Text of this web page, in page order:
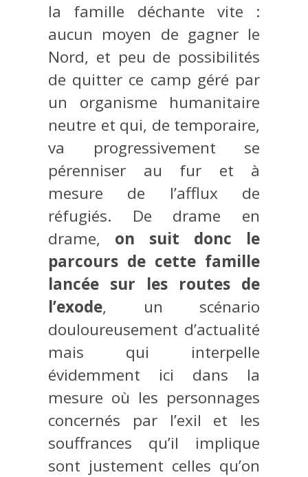
la famille déchante vite :
aucun moyen de gagner le
Nord, et peu de possibilités
de quitter ce camp géré par
un organisme humanitaire
neutre et qui, de temporaire,
va progressivement se
pérenniser au fur et à
mesure de l’afflux de
réfugiés. De drame en
drame, on suit donc le
parcours de cette famille
lancée sur les routes de
l’exode, un scénario
douloureusement d’actualité
mais qui interpelle
évidemment ici dans la
mesure où les personnages
concernés par l’exil et les
souffrances qu’il implique
sont justement celles qu’on